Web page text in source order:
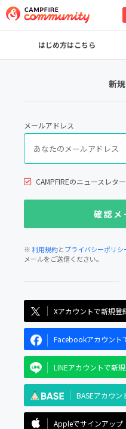
はじめ方はこちら
新
メールアドレス
CAMPFIREのニュースレタ
※利用規約とプライバシーポリシ
メールをご送信ください。
Xアカウントで新規登
Facebookアカウント
LINEアカウントで新
BASEアカウン
Appleでサインアップ